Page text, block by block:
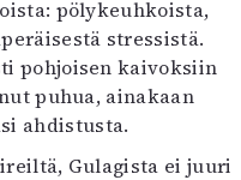
pölykeuhkoista,
stressistä.
pohjoisen kaivoksiin
puhua, ainakaan
ahdistusta.
Gulagista ei juuri